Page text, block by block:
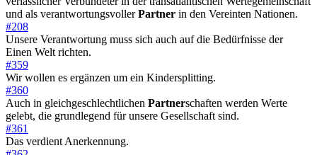
und als verantwortungsvollerPartner in den Vereinten Nationen.
#208
Unsere Verantwortung muss sich auch auf die Bedürfnisse der
Einen Welt richten.
#359
Wir wollen es ergänzen um ein Kindersplitting.
#360
Auch in gleichgeschlechtlichen Partnerschaften werden Werte
gelebt, die grundlegend für unsere Gesellschaft sind.
#361
Das verdient Anerkennung.